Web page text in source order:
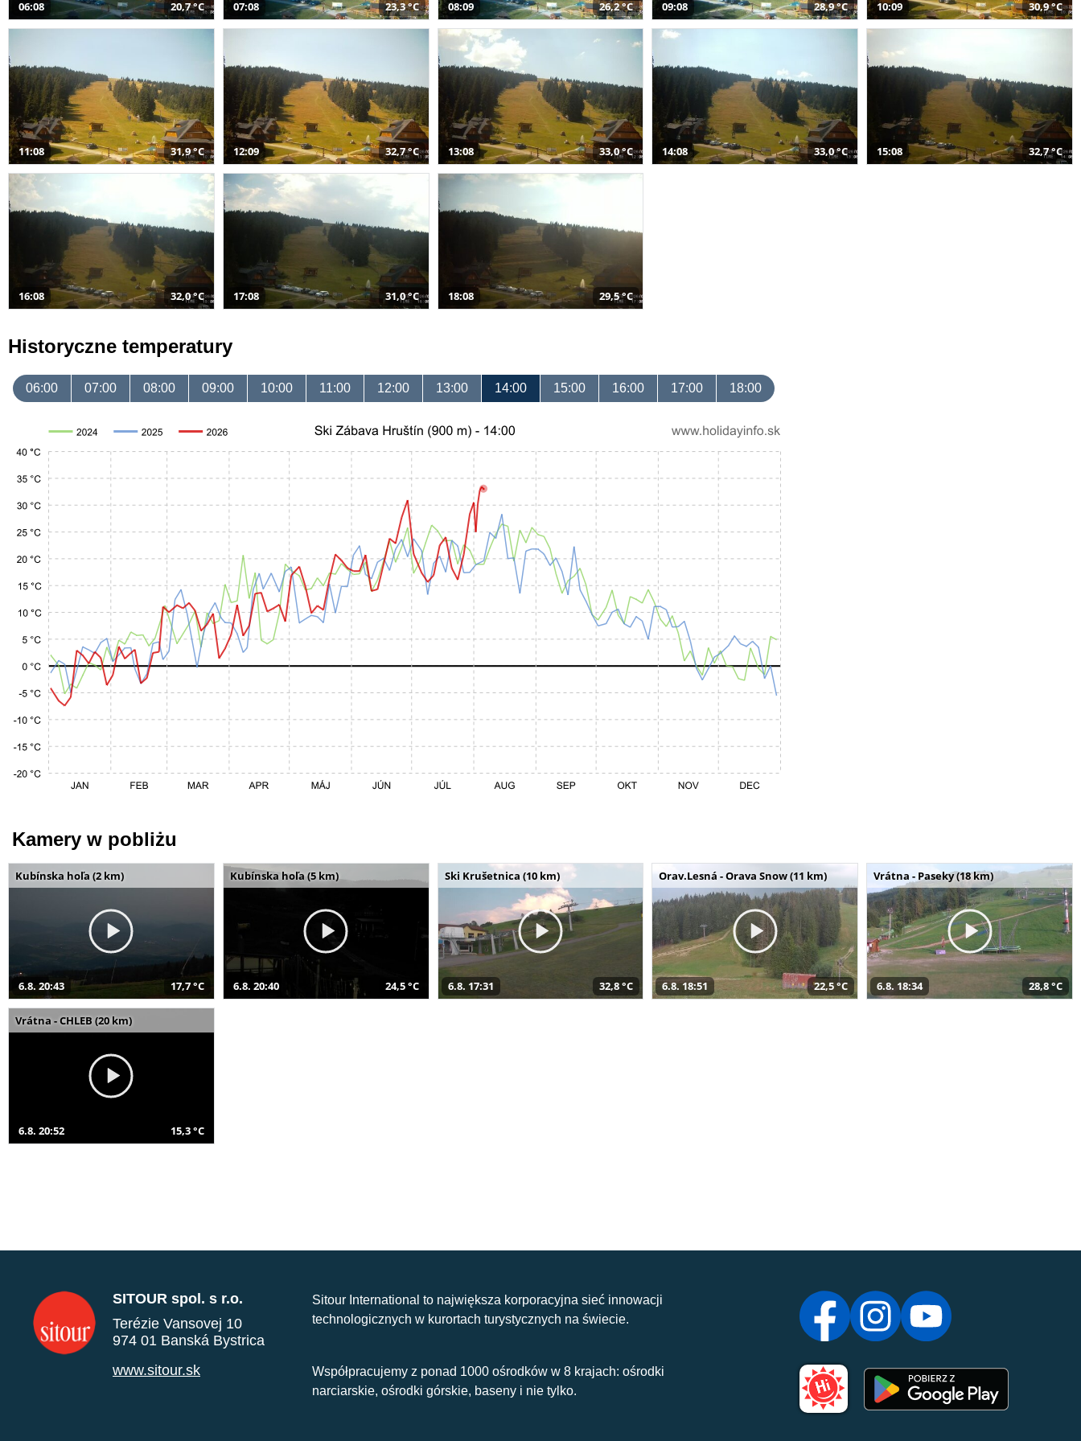
06:08 20,7 °C 07:08 23,3 °C 08:09 26,2 °C 09:08 28,9 °C 10:09 30,9 °C
11:08 31,9 °C 12:09 32,7 °C 13:08 33,0 °C 14:08 33,0 °C 15:08 32,7 °C
16:08 32,0 °C 17:08 31,0 °C 18:08 29,5 °C
Historyczne temperatury
06:00 07:00 08:00 09:00 10:00 11:00 12:00 13:00 14:00 15:00 16:00 17:00 18:00
Kamery w pobliżu
Kubínska hoľa (2 km)
6.8. 20:43 17,7 °C
Kubínska hoľa (5 km)
6.8. 20:40 24,5 °C
Ski Krušetnica (10 km)
6.8. 17:31 32,8 °C
Orav.Lesná - Orava Snow (11 km)
6.8. 18:51 22,5 °C
Vrátna - Paseky (18 km)
6.8. 18:34 28,8 °C
Vrátna - CHLEB (20 km)
6.8. 20:52 15,3 °C
SITOUR spol. s r.o.
Terézie Vansovej 10
974 01 Banská Bystrica
www.sitour.sk
Sitour International to największa korporacyjna sieć innowacji
technologicznych w kurortach turystycznych na świecie.
Współpracujemy z ponad 1000 ośrodków w 8 krajach: ośrodki
narciarskie, ośrodki górskie, baseny i nie tylko.